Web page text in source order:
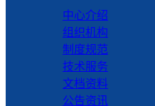
中心介绍
组织机构
制度规范
技术服务
文档资料
公告资讯